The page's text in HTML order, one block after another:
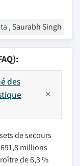
, Saurabh Singh
des
de secours
millions
de 6,3 %